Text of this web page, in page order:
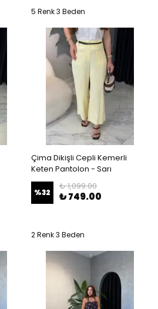
5 Renk 3 Beden
Çima Dikişli Cepli Kemerli
Keten Pantolon - Sarı
%32
₺ 1,099.00
₺ 749.00
2 Renk 3 Beden